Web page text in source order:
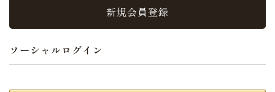
新規会員登録
ソーシャルログイン